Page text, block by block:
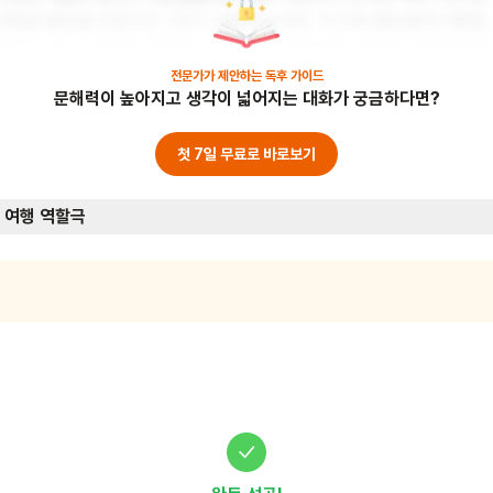
들을 물방울 모양으로 그리고 색칠해 보세요. 각 감정 물방울에 이름을
이고, 왜 그 색깔을 선택했는지 이야기 나눠보세요. 완성된 감정 물방울
을 이어 붙여 긴 강을 만들어보세요. 이 활동을 통해 자신의 감정을 인
고 표현하는 능력을 기를 수 있어요.
전문가가 제안하는 독후 가이드
문해력이 높아지고 생각이 넓어지는 대화가 궁금하다면?
첫 7일 무료로 바로보기
여행 역할극